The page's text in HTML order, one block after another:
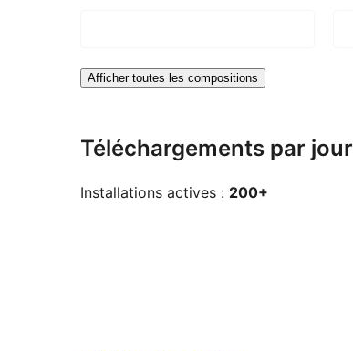
Afficher toutes les compositions
Téléchargements par jour
Installations actives : 200+